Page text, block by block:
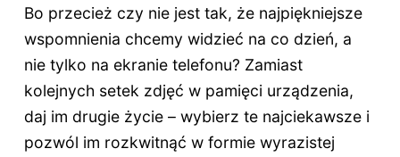
Bo przecież czy nie jest tak, że najpiękniejsze
wspomnienia chcemy widzieć na co dzień, a
nie tylko na ekranie telefonu? Zamiast
kolejnych setek zdjęć w pamięci urządzenia,
daj im drugie życie – wybierz te najciekawsze i
pozwól im rozkwitnąć w formie wyrazistej